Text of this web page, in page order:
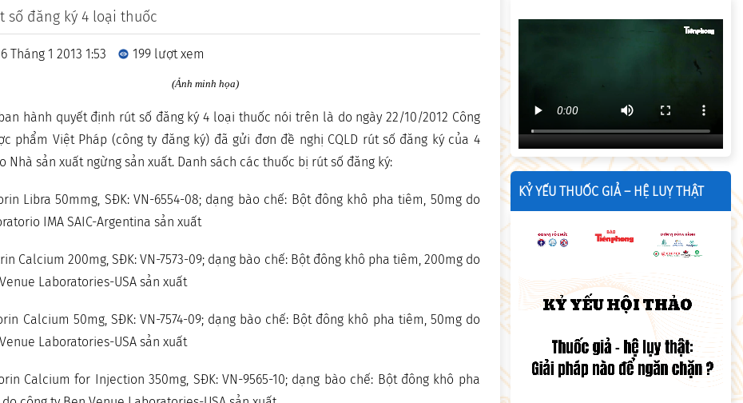
số đăng ký 4 loại thuốc
Tháng 1 2013 1:53 199 lượt xem
(Ảnh minh họa)
ban hành quyết định rút số đăng ký 4 loại thuốc nói trên là do ngày 22/10/2012 Công
phẩm Việt Pháp (công ty đăng ký) đã gửi đơn đề nghị CQLD rút số đăng ký của 4
Nhà sản xuất ngừng sản xuất. Danh sách các thuốc bị rút số đăng ký:
Libra 50mmg, SĐK: VN-6554-08; dạng bào chế: Bột đông khô pha tiêm, 50mg do
IMA SAIC-Argentina sản xuất
Calcium 200mg, SĐK: VN-7573-09; dạng bào chế: Bột đông khô pha tiêm, 200mg do
Laboratories-USA sản xuất
Calcium 50mg, SĐK: VN-7574-09; dạng bào chế: Bột đông khô pha tiêm, 50mg do
Laboratories-USA sản xuất
Calcium for Injection 350mg, SĐK: VN-9565-10; dạng bào chế: Bột đông khô pha
KỶ YẾU THUỐC GIẢ – HỆ LUỴ THẬT